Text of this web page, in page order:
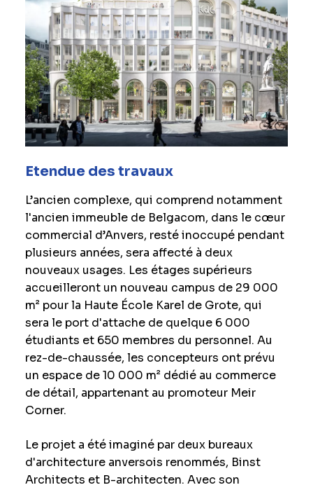
Etendue des travaux
L’ancien complexe, qui comprend notamment
l'ancien immeuble de Belgacom, dans le cœur
commercial d’Anvers, resté inoccupé pendant
plusieurs années, sera affecté à deux
nouveaux usages. Les étages supérieurs
accueilleront un nouveau campus de 29 000
m² pour la Haute École Karel de Grote, qui
sera le port d'attache de quelque 6 000
étudiants et 650 membres du personnel. Au
rez-de-chaussée, les concepteurs ont prévu
un espace de 10 000 m² dédié au commerce
de détail, appartenant au promoteur Meir
Corner.
Le projet a été imaginé par deux bureaux
d'architecture anversois renommés, Binst
Architects et B-architecten. Avec son